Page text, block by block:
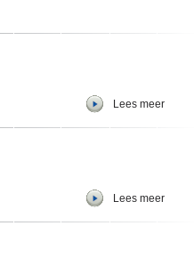
Lees meer
Lees meer